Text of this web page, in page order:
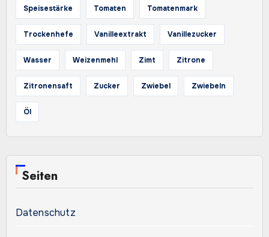
Speisestärke Tomaten Tomatenmark
Trockenhefe Vanilleextrakt Vanillezucker
Wasser Weizenmehl Zimt Zitrone
Zitronensaft Zucker Zwiebel Zwiebeln
Öl
Seiten
Datenschutz